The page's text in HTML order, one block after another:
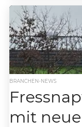
Markengesicht.
Maxi Zoo. Das...
BRANCHEN-NEWS
mit